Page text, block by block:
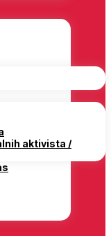
aktivista /